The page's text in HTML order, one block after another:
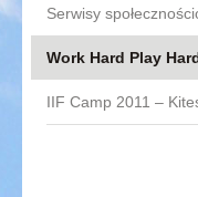
Serwisy
Work Hard Play
IIF Camp 2011 –